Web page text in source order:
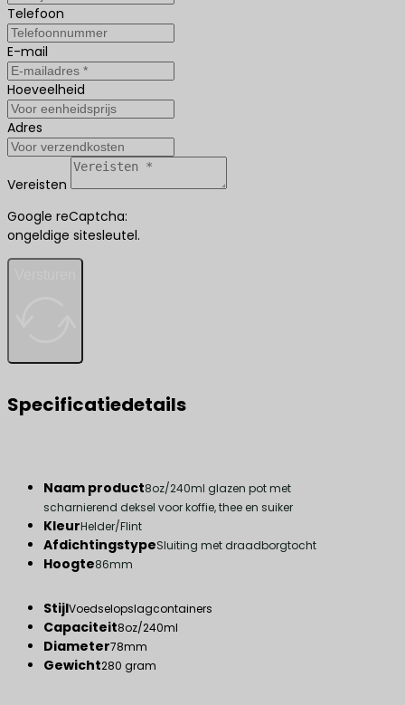
Telefoon
E-mail
Hoeveelheid
Adres
Vereisten
Google reCaptcha:
ongeldige sitesleutel.
Specificatiedetails
Naam product8oz/240ml glazen pot met
scharnierend deksel voor koffie, thee en suiker
KleurHelder/Flint
AfdichtingstypeSluiting met draadborgtocht
Hoogte86mm
StijlVoedselopslagcontainers
Capaciteit8oz/240ml
Diameter78mm
Gewicht280 gram